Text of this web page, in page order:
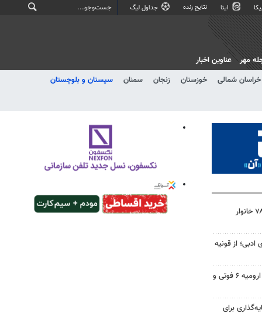
ایتا نتایج زنده جداول لیگ
خراسان شمالی خوزستان زنجان سمنان
سیستان و بلوچستان
مهر عناوین اخبار
تامین زمین ساخت مسکن ۷۸۰۰ خانوار
از قونیه
تصادف در محور شهید کلانتری ارومیه ۶ فوتی و
برای